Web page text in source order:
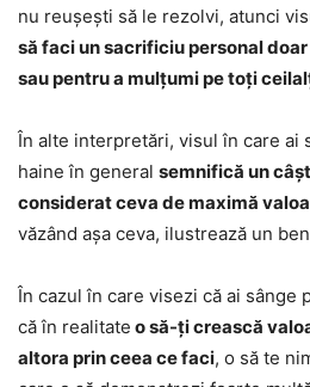
nu reușești să le rezolvi, atunci
să faci un sacrificiu personal
sau pentru a mulțumi pe toți
În alte interpretări, visul în care ai
haine în general semnifică un
considerat ceva de maximă
văzând așa ceva, ilustrează un
În cazul în care visezi că ai sânge
că în realitate o să-ți crească
altora prin ceea ce faci, o să te